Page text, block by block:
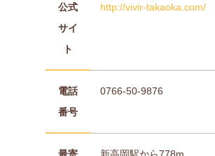
公式
サイ
ト
http://vivir-takaoka.com/
電話
番号
0766-50-9876